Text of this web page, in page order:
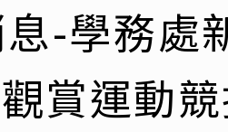
園市科展 國
師王老師、
四年二班張O
競賽國小朗讀
參加桃園市中
-學務處
賞運動